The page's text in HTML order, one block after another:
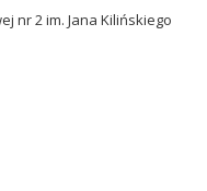
nr 2 im. Jana Kilińskiego